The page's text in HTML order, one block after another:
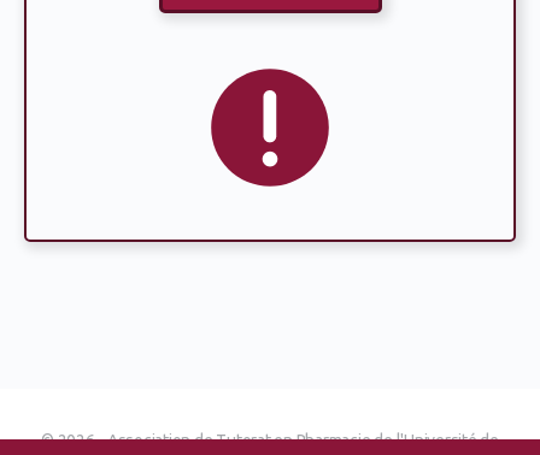
© 2026 - Association de Tutorat en Pharmacie de l'Université de